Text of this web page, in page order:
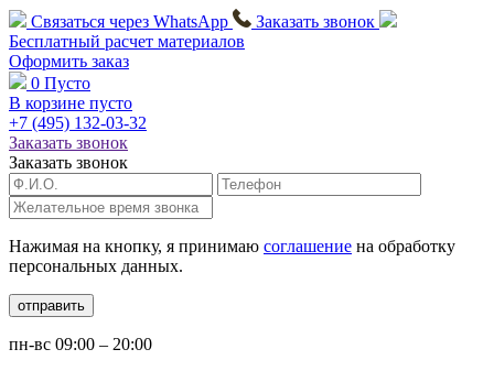
Связаться через WhatsApp
Заказать звонок
Бесплатный расчет материалов
Оформить заказ
0 Пусто
В корзине пусто
+7 (495) 132-03-32
Заказать звонок
Заказать звонок
Нажимая на кнопку, я принимаю соглашение на обработку
персональных данных.
отправить
пн-вс 09:00 – 20:00